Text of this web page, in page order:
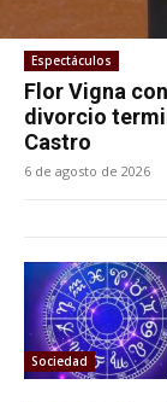
Espectáculos
Flor Vigna
divorcio
Castro
6 de agosto de 2026
Sociedad